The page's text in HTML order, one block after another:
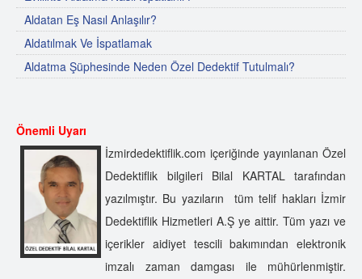
Aldatan Eş Nasıl Anlaşılır?
Aldatılmak Ve İspatlamak
Aldatma Şüphesinde Neden Özel Dedektif Tutulmalı?
Önemli Uyarı
İzmirdedektiflik.com içeriğinde yayınlanan Özel
Dedektiflik bilgileri Bilal KARTAL tarafından
yazılmıştır. Bu yazıların tüm telif hakları İzmir
Dedektiflik Hizmetleri A.Ş ye aittir. Tüm yazı ve
içerikler aidiyet tescili bakımından elektronik
imzalı zaman damgası ile mühürlenmiştir.